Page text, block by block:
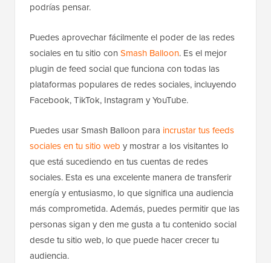
podrías pensar.
Puedes aprovechar fácilmente el poder de las redes
sociales en tu sitio con Smash Balloon. Es el mejor
plugin de feed social que funciona con todas las
plataformas populares de redes sociales, incluyendo
Facebook, TikTok, Instagram y YouTube.
Puedes usar Smash Balloon para incrustar tus feeds
sociales en tu sitio web y mostrar a los visitantes lo
que está sucediendo en tus cuentas de redes
sociales. Esta es una excelente manera de transferir
energía y entusiasmo, lo que significa una audiencia
más comprometida. Además, puedes permitir que las
personas sigan y den me gusta a tu contenido social
desde tu sitio web, lo que puede hacer crecer tu
audiencia.